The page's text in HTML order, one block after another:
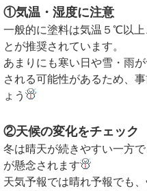
①気温・湿度に注意
一般的に塗料は気温５℃以上
とが推奨されています。
あまりにも寒い日や雪・雨
される可能性があるため、
ょう
②天候の変化をチェック
冬は晴天が続きやすい一方
が懸念されます
天気予報では晴れ予報でも